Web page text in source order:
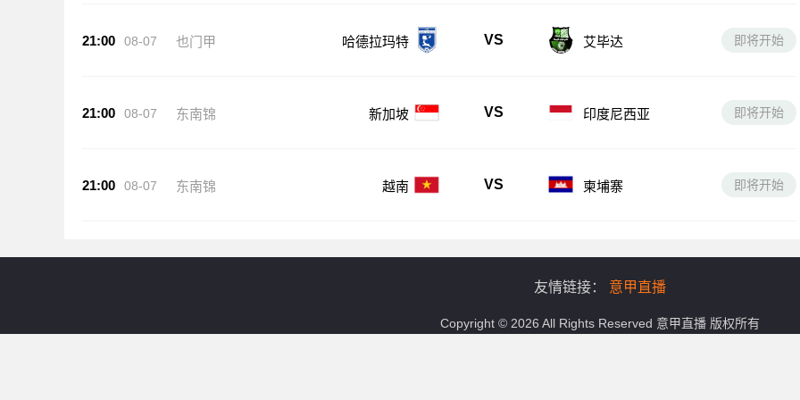
21:00 08-07 也门甲 哈德拉玛特 VS 艾毕达 即将开始
21:00 08-07 东南锦 新加坡 VS 印度尼西亚 即将开始
21:00 08-07 东南锦 越南 VS 柬埔寨 即将开始
友情链接： 意甲直播
Copyright © 2026 All Rights Reserved 意甲直播 版权所有